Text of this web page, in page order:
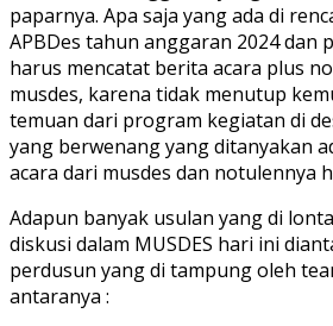
paparnya. Apa saja yang ada di
APBDes tahun anggaran 2024 dan
harus mencatat berita acara plus
musdes, karena tidak menutup
temuan dari program kegiatan di
yang berwenang yang ditanyakan
acara dari musdes dan notulennya
Adapun banyak usulan yang di
diskusi dalam MUSDES hari ini
perdusun yang di tampung oleh
antaranya :